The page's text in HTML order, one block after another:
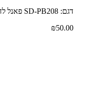
דגם: SD-PB208 פאנל לד שקוע להתקנה קלה
₪50.00